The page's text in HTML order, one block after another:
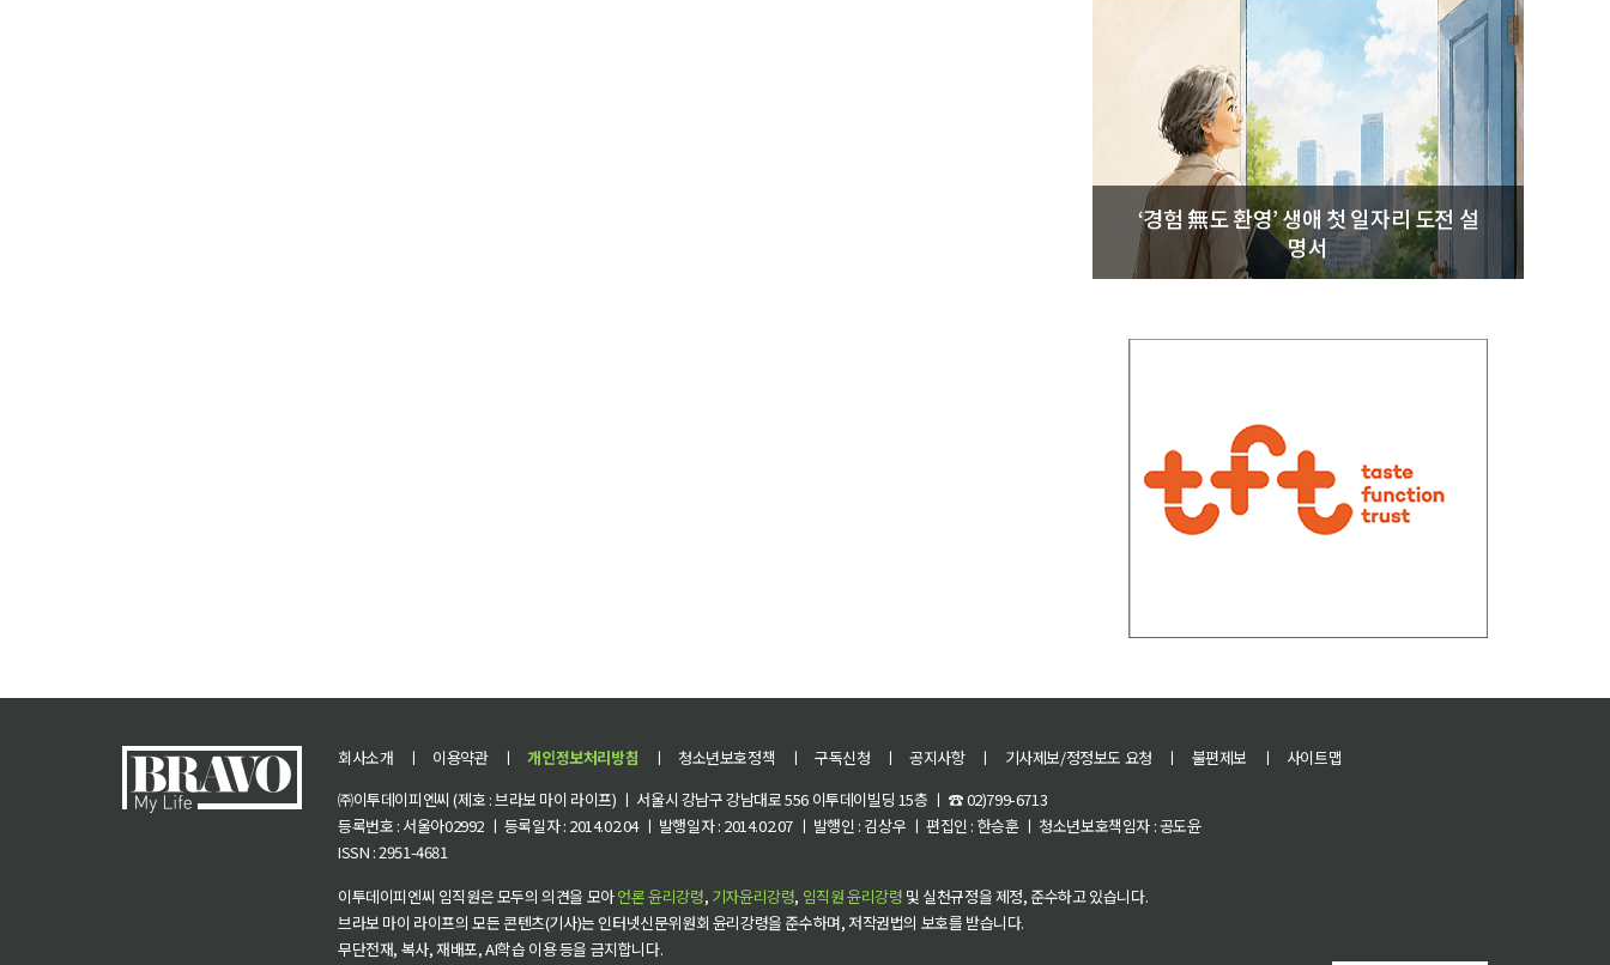
‘경험 無도 환영’ 생애 첫 일자리 도전 설
명서
회사소개 ㅣ 이용약관 ㅣ 개인정보처리방침 ㅣ 청소년보호정책 ㅣ 구독신청 ㅣ 공지사항 ㅣ 기사제보/정정보도 요청 ㅣ 불편제보 ㅣ
사이트맵
㈜이투데이피엔씨 (제호 : 브라보 마이 라이프) ㅣ 서울시 강남구 강남대로 556 이투데이빌딩 15층 ㅣ ☎ 02)799-6713
등록번호 : 서울아02992 ㅣ 등록일자 : 2014.02.04 ㅣ 발행일자 : 2014.02.07 ㅣ 발행인 : 김상우 ㅣ 편집인 : 한승훈 ㅣ 청소년보호책임자 : 공도윤
ISSN : 2951-4681
이투데이피엔씨 임직원은 모두의 의견을 모아언론 윤리강령, 기자윤리강령, 임직원 윤리강령 및 실천규정을 제정, 준수하고 있습니다.
브라보 마이 라이프의 모든 콘텐츠(기사)는 인터넷신문위원회 윤리강령을 준수하며, 저작권법의 보호를 받습니다.
무단전재, 복사, 재배포, AI학습 이용 등을 금지합니다.